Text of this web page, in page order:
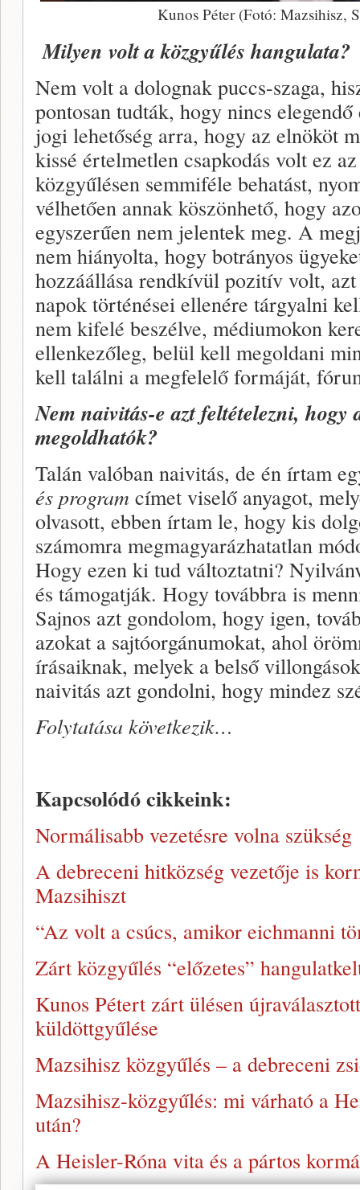
Kunos Péter (Fotó: Mazsihisz,
Milyen volt a közgyűlés hangulata?
Nem volt a dolognak puccs-szaga,
pontosan tudták, hogy nincs
jogi lehetőség arra, hogy az elnököt
kissé értelmetlen csapkodás volt ez
közgyűlésen semmiféle behatást,
vélhetően annak köszönhető, hogy
egyszerűen nem jelentek meg. A
nem hiányolta, hogy botrányos
hozzáállása rendkívül pozitív volt,
napok történései ellenére tárgyalni
nem kifelé beszélve, médiumokon
ellenkezőleg, belül kell megoldani
kell találni a megfelelő formáját,
Nem naivitás-e azt feltételezni, hogy
megoldhatók?
Talán valóban naivitás, de én írtam
és program címet viselő anyagot,
olvasott, ebben írtam le, hogy kis
számomra megmagyarázhatatlan
Hogy ezen ki tud változtatni?
és támogatják. Hogy továbbra is
Sajnos azt gondolom, hogy igen,
azokat a sajtóorgánumokat, ahol
írásaiknak, melyek a belső
naivitás azt gondolni, hogy mindez
Folytatása következik…
Kapcsolódó cikkeink:
Normálisabb vezetésre volna szükség
A debreceni hitközség vezetője is
Mazsihiszt
“Az volt a csúcs, amikor eichmanni
Zárt közgyűlés “előzetes”
Kunos Pétert zárt ülésen
küldöttgyűlése
Mazsihisz közgyűlés – a debreceni
Mazsihisz-közgyűlés: mi várható a
után?
A Heisler-Róna vita és a pártos